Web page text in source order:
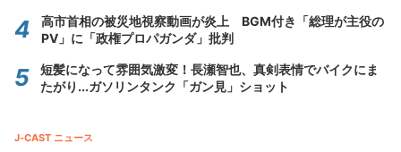
高市首相の被災地視察動画が炎上 BGM付き「総理が主役の
PV」に「政権プロパガンダ」批判
短髪になって雰囲気激変！長瀬智也、真剣表情でバイクにま
たがり...ガソリンタンク「ガン見」ショット
J-CAST ニュース